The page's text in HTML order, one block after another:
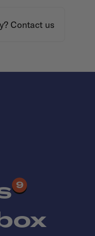
Contact us
9